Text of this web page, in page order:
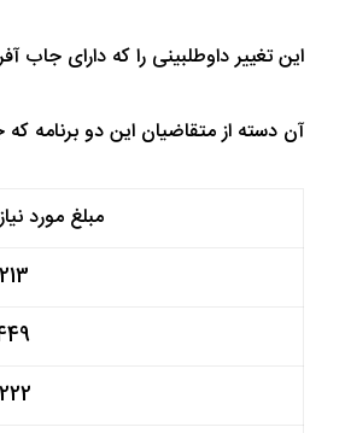
این تغییر داوطلبینی را که دارای جاب
آن دسته از متقاضیان این دو برنامه
مبلغ مورد